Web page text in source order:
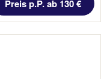
Preis p.P. ab 130 €